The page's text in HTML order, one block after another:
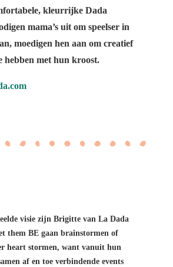
kleurrijke Dada
mama’s uit om speelser in
moedigen hen aan om creatief
hebben met hun kroost.
visie zijn Brigitte van La Dada
them BE gaan brainstormen of
heart stormen, want vanuit hun
af en toe verbindende events